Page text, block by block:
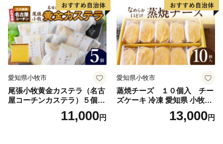
愛知県小牧市
尾張小牧黄金カステラ（名古
屋コーチンカステラ）５個入
名古屋コーチン カステラ ザ
ラメ 常温 愛知県 小牧市 アン
11,000円
愛知県小牧市
蒸焼チーズ １０個入 チー
ズケーキ 冷凍 愛知県 小牧市
アンプチベアやぐま13,000円